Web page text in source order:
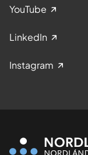
YouTube
LinkedIn
Instagram